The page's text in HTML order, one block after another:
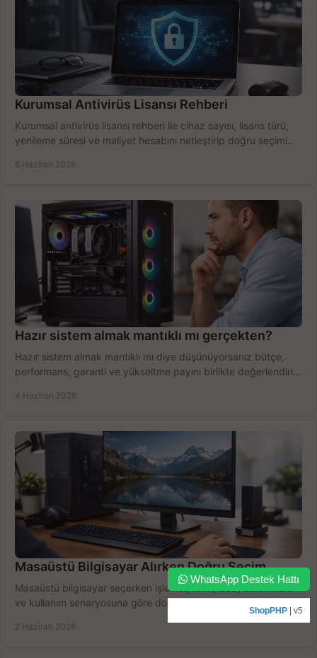
Kurumsal Antivirüs Lisansı Rehberi
Kurumsal antivirüs lisansı rehberi ile cihaz sayısı, lisans türü,
yenileme süresi ve maliyet hesabını netleştirip doğru seçimi
6 Haziran 2026
Hazır sistem almak mantıklı mı gerçekten?
Hazır sistem almak mantıklı mı diye düşünüyorsanız bütçe,
performans, garanti ve yükseltme payını birlikte değerlendirin,
4 Haziran 2026
Masaüstü Bilgisayar Alırken Doğru Seçim
Masaüstü bilgisayar seçerken işlemci, RAM, SSD, ekran kartı
ve kullanım senaryosuna göre doğru modeli bulun, bütçenizi
2 Haziran 2026
WhatsApp Destek Hattı
ShopPHP | v5